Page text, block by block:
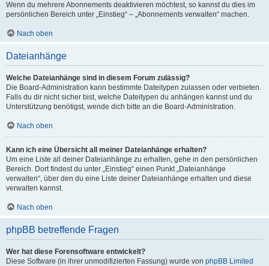
Wenn du mehrere Abonnements deaktivieren möchtest, so kannst du dies im
persönlichen Bereich unter „Einstieg“ – „Abonnements verwalten“ machen.
Nach oben
Dateianhänge
Welche Dateianhänge sind in diesem Forum zulässig?
Die Board-Administration kann bestimmte Dateitypen zulassen oder verbieten.
Falls du dir nicht sicher bist, welche Dateitypen du anhängen kannst und du
Unterstützung benötigst, wende dich bitte an die Board-Administration.
Nach oben
Kann ich eine Übersicht all meiner Dateianhänge erhalten?
Um eine Liste all deiner Dateianhänge zu erhalten, gehe in den persönlichen
Bereich. Dort findest du unter „Einstieg“ einen Punkt „Dateianhänge
verwalten“, über den du eine Liste deiner Dateianhänge erhalten und diese
verwalten kannst.
Nach oben
phpBB betreffende Fragen
Wer hat diese Forensoftware entwickelt?
Diese Software (in ihrer unmodifizierten Fassung) wurde von phpBB Limited